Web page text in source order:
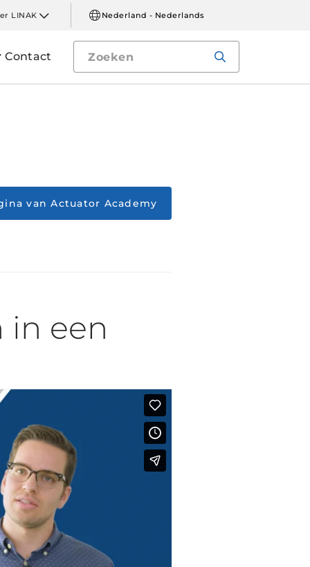
LINAK Nederland - Nederlands
Contact
van Actuator Academy
in een